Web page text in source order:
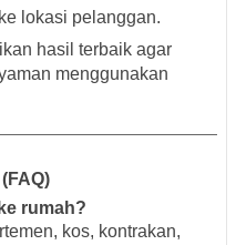
lokasi pelanggan.
hasil terbaik agar
menggunakan
rumah?
kos, kontrakan,